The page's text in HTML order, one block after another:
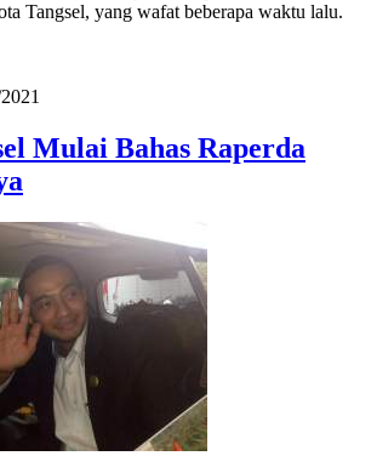
Tangsel, yang wafat beberapa waktu lalu.
Mulai Bahas Raperda